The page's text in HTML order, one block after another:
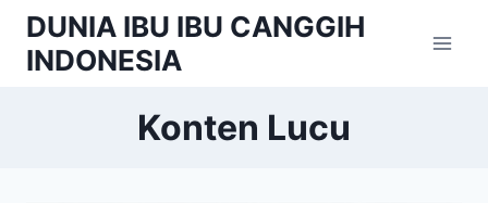
Skip
content
DUNIA IBU IBU CANGGIH
INDONESIA
Konten Lucu